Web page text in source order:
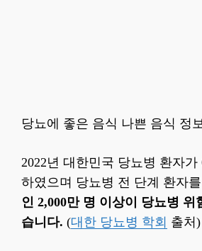
당뇨에 좋은 음식 나쁜 음식 정
2022년 대한민국 당뇨병 환자가
하였으며 당뇨병 전 단계 환자
인 2,000만 명 이상이 당뇨병 위
습니다. (대한 당뇨병 학회 출처)